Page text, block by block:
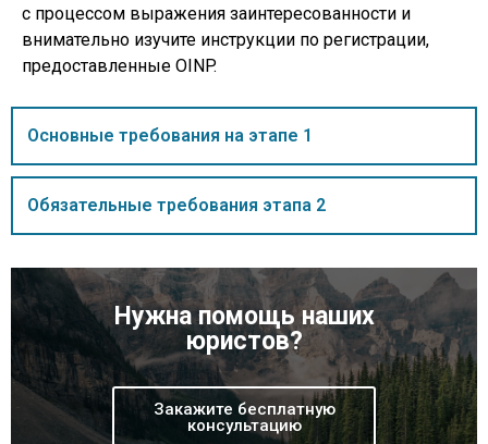
с процессом выражения заинтересованности и
внимательно изучите инструкции по регистрации,
предоставленные OINP.
Основные требования на этапе 1
Обязательные требования этапа 2
Нужна помощь наших
юристов?
Закажите бесплатную
консультацию